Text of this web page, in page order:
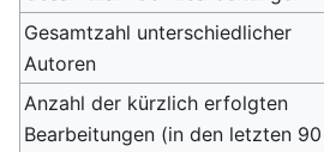
Gesamtzahl unterschiedlicher
Autoren
Anzahl der kürzlich erfolgten
Bearbeitungen (in den letzten 90